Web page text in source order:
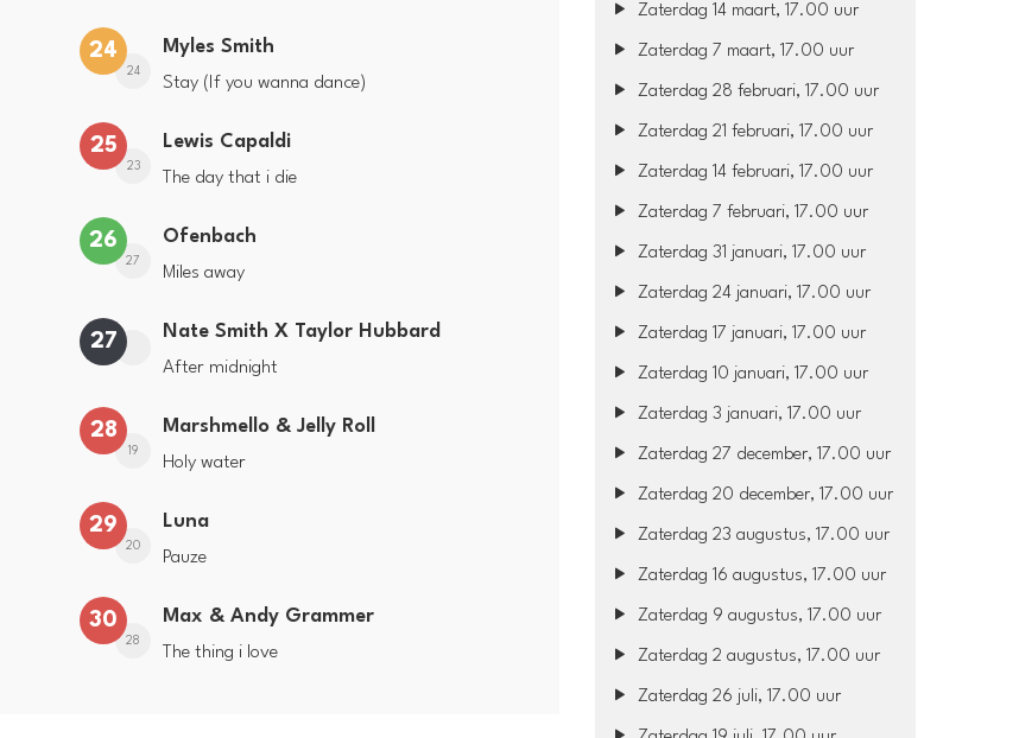
24
24
Myles Smith
Stay (If you wanna dance)
25
23
Lewis Capaldi
The day that i die
26
27
Ofenbach
Miles away
27 Nate Smith X Taylor Hubbard
After midnight
28
19
Marshmello & Jelly Roll
Holy water
29
20
Luna
Pauze
30
28
Max & Andy Grammer
The thing i love
Zaterdag 14 maart, 17.00 uur
Zaterdag 7 maart, 17.00 uur
Zaterdag 28 februari, 17.00 uur
Zaterdag 21 februari, 17.00 uur
Zaterdag 14 februari, 17.00 uur
Zaterdag 7 februari, 17.00 uur
Zaterdag 31 januari, 17.00 uur
Zaterdag 24 januari, 17.00 uur
Zaterdag 17 januari, 17.00 uur
Zaterdag 10 januari, 17.00 uur
Zaterdag 3 januari, 17.00 uur
Zaterdag 27 december, 17.00 uur
Zaterdag 20 december, 17.00 uur
Zaterdag 23 augustus, 17.00 uur
Zaterdag 16 augustus, 17.00 uur
Zaterdag 9 augustus, 17.00 uur
Zaterdag 2 augustus, 17.00 uur
Zaterdag 26 juli, 17.00 uur